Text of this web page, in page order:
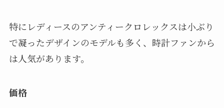
特にレディースのアンティークロレックスは小ぶり
で凝ったデザインのモデルも多く、時計ファンから
は人気があります。
価格